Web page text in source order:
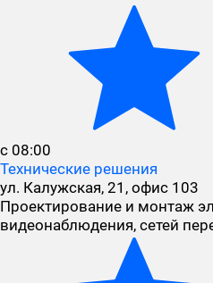
с 08:00
Технические решения
ул. Калужская, 21, офис 103
Проектирование и монтаж
видеонаблюдения, сетей